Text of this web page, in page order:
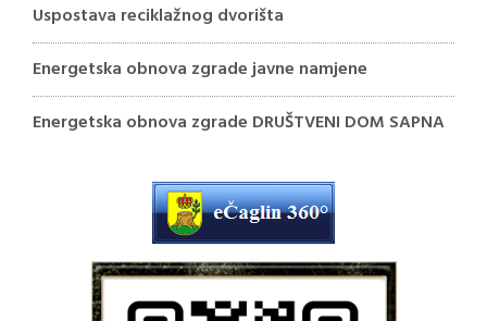
Uspostava reciklažnog dvorišta
Energetska obnova zgrade javne namjene
Energetska obnova zgrade DRUŠTVENI DOM SAPNA